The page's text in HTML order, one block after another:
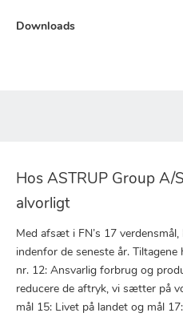
Downloads
Hos ASTRUP Group A/
alvorligt
Med afsæt i FN’s 17
indenfor de seneste år.
nr. 12: Ansvarlig forbrug og
reducere de aftryk, vi sætter på
mål 15: Livet på landet og mål